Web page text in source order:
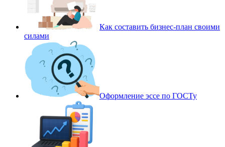
Как составить бизнес-план своими
силами
Оформление эссе по ГОСТу